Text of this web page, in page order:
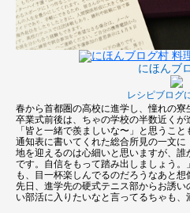
にほんブ
レシピブログ
春から首都圏の高校に進学し、憧れの寮
卒業式前後は、ちゃの学校の半数近くが
「皆と一緒で羨ましいな〜」と思うこ
通知表に書いてくれた総合所見の一文
地を迎えるのは心細いと思いますが、
です。自信をもって踏み出しましょう
も、目一杯楽しんでるのだろうなあと想
先日、進学先の硬式テニス部からお誘
い部活に入りたいなと言ってるちゃも、